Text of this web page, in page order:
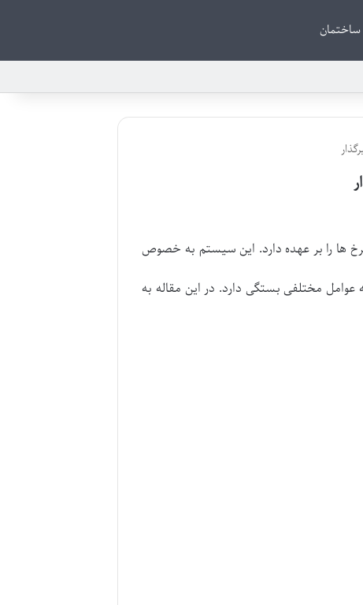
ساختمان
ها را بر عهده دارد. این سیستم به خصوص
مختلفی بستگی دارد. در این مقاله به